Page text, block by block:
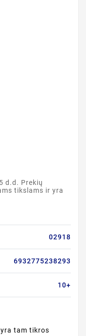
d.d. Prekių
tikslams ir yra
02918
6932775238293
10+
tam tikros